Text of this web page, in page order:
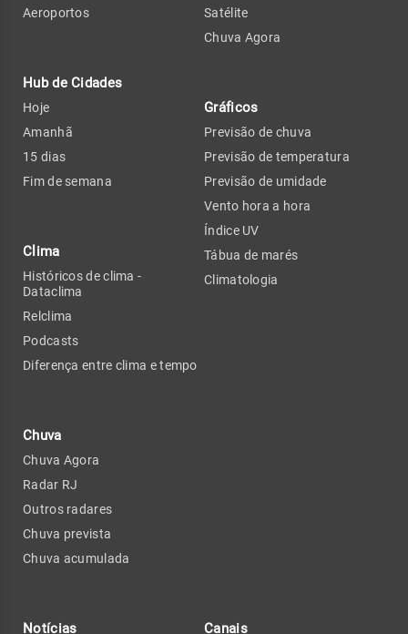
Aeroportos
Hub de Cidades
Hoje
Amanhã
15 dias
Fim de semana
Clima
Históricos de clima -
Dataclima
Relclima
Podcasts
Diferença entre clima e tempo
Chuva
Chuva Agora
Radar RJ
Outros radares
Chuva prevista
Chuva acumulada
Satélite
Chuva Agora
Gráficos
Previsão de chuva
Previsão de temperatura
Previsão de umidade
Vento hora a hora
Índice UV
Tábua de marés
Climatologia
Notícias Canais